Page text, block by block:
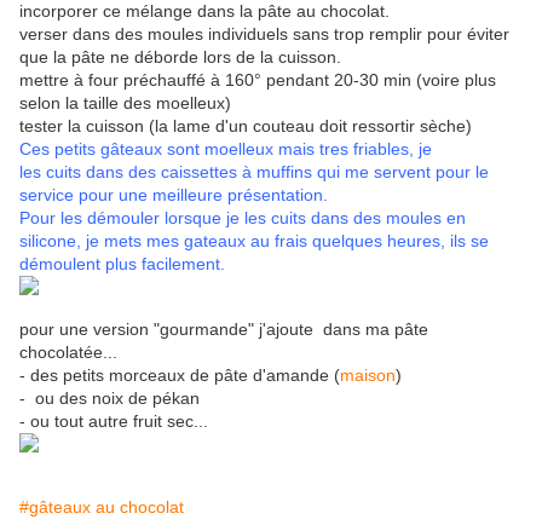
incorporer ce mélange dans la pâte au chocolat.
verser dans des moules individuels sans trop remplir pour éviter
que la pâte ne déborde lors de la cuisson.
mettre à four préchauffé à 160° pendant 20-30 min (voire plus
selon la taille des moelleux)
tester la cuisson (la lame d'un couteau doit ressortir sèche)
Ces petits gâteaux sont moelleux mais tres friables, je
les cuits dans des caissettes à muffins qui me servent pour le
service pour une meilleure présentation.
Pour les démouler lorsque je les cuits dans des moules en
silicone, je mets mes gateaux au frais quelques heures, ils se
démoulent plus facilement.
pour une version "gourmande" j'ajoute dans ma pâte
chocolatée...
- des petits morceaux de pâte d'amande (maison)
- ou des noix de pékan
- ou tout autre fruit sec...
#gâteaux au chocolat